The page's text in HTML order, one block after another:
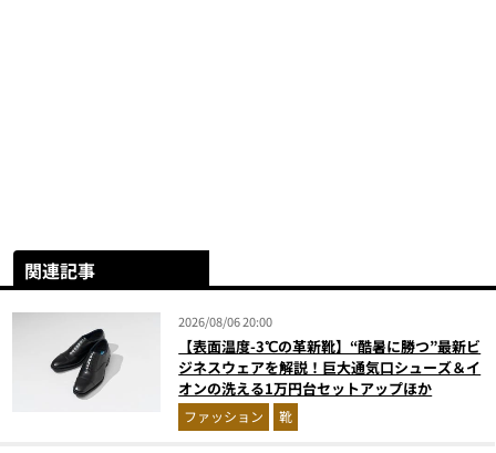
関連記事
2026/08/06 20:00
【表面温度-3℃の革新靴】“酷暑に勝つ”最新ビ
ジネスウェアを解説！巨大通気口シューズ＆イ
オンの洗える1万円台セットアップほか
ファッション 靴